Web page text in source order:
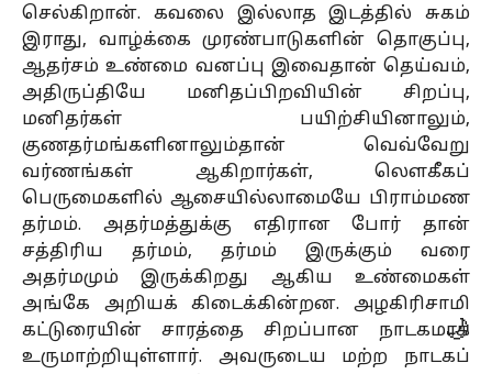
செல்கிறான். கவலை இல்லாத இடத்தில் சுகம்
இராது, வாழ்க்கை முரண்பாடுகளின் தொகுப்பு,
ஆதர்சம் உண்மை வனப்பு இவைதான் தெய்வம்,
அதிருப்தியே மனிதப்பிறவியின் சிறப்பு,
மனிதர்கள் பயிற்சியினாலும்,
குணதர்மங்களினாலும்தான் வெவ்வேறு
வர்ணங்கள் ஆகிறார்கள், லெளகீகப்
பெருமைகளில் ஆசையில்லாமையே பிராம்மண
தர்மம். அதர்மத்துக்கு எதிரான போர் தான்
சத்திரிய தர்மம், தர்மம் இருக்கும் வரை
அதர்மமும் இருக்கிறது ஆகிய உண்மைகள்
அங்கே அறியக் கிடைக்கின்றன. அழகிரிசாமி
கட்டுரையின் சாரத்தை சிறப்பான நாடகமாக
உருமாற்றியுள்ளார். அவருடைய மற்ற நாடகப்
🌙